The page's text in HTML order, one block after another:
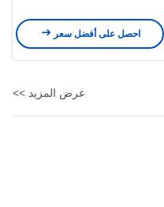
احصل على أفضل سعر
عرض المزيد >>